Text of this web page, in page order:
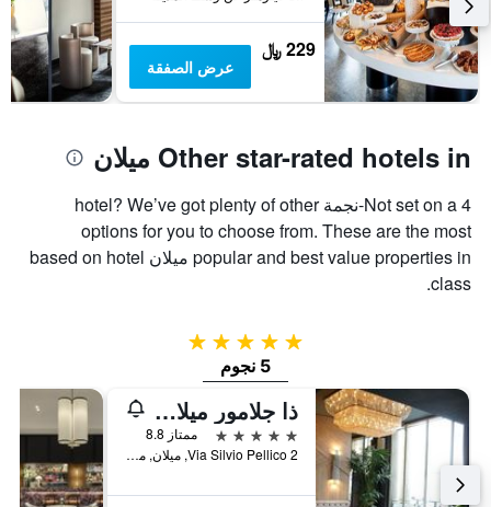
229 ﷼
عرض الصفقة
Other star-rated hotels in ميلان
Not set on a 4-نجمة hotel? We’ve got plenty of other
options for you to choose from. These are the most
popular and best value properties in ميلان based on hotel
class.
5 نجوم
5 نجوم
ذا جلامور ميلانو دومو
5 نجوم
ممتاز 8.8
Via Silvio Pellico 2, ميلان, مقاطعة ميلانو, إيطاليا